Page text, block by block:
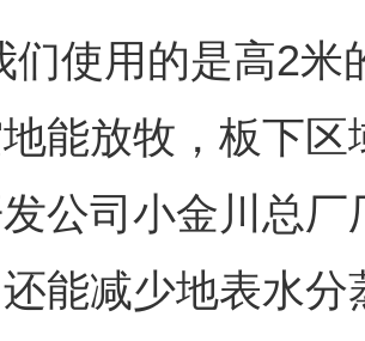
使用的是高2米
能放牧，板下区
公司小金川总
能减少地表水